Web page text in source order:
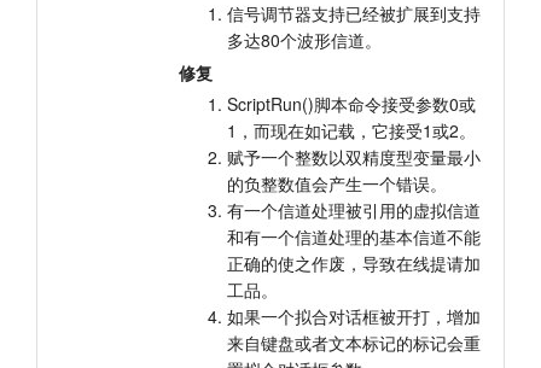
信号调节器支持已经被扩展到支持
多达80个波形信道。
修复
ScriptRun()脚本命令接受参数0或
1，而现在如记载，它接受1或2。
赋予一个整数以双精度型变量最小
的负整数值会产生一个错误。
有一个信道处理被引用的虚拟信道
和有一个信道处理的基本信道不能
正确的使之作废，导致在线提请加
工品。
如果一个拟合对话框被开打，增加
来自键盘或者文本标记的标记会重